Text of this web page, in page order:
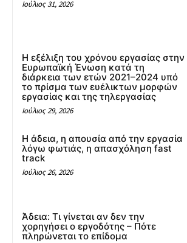
Ιούλιος 31, 2026
Η εξέλιξη του χρόνου εργασίας στην
Ευρωπαϊκή Ένωση κατά τη
διάρκεια των ετών 2021–2024 υπό
το πρίσμα των ευέλικτων μορφών
εργασίας και της τηλεργασίας
Ιούλιος 29, 2026
Η άδεια, η απουσία από την εργασία
λόγω φωτιάς, η απασχόληση fast
track
Ιούλιος 26, 2026
Άδεια: Tι γίνεται αν δεν την
χορηγήσει ο εργοδότης – Πότε
πληρώνεται το επίδομα